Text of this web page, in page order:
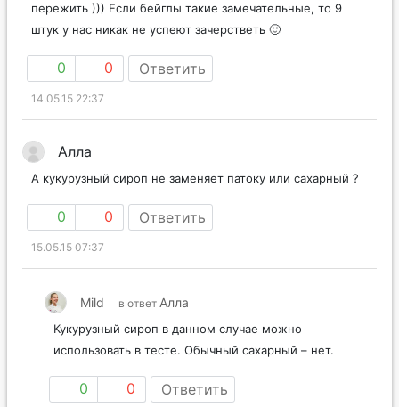
пережить ))) Если бейглы такие замечательные, то 9
штук у нас никак не успеют зачерстветь 🙂
0 0 Ответить
14.05.15 22:37
Алла
А кукурузный сироп не заменяет патоку или сахарный ?
0 0 Ответить
15.05.15 07:37
Mild в ответ Алла
Кукурузный сироп в данном случае можно
использовать в тесте. Обычный сахарный – нет.
0 0 Ответить